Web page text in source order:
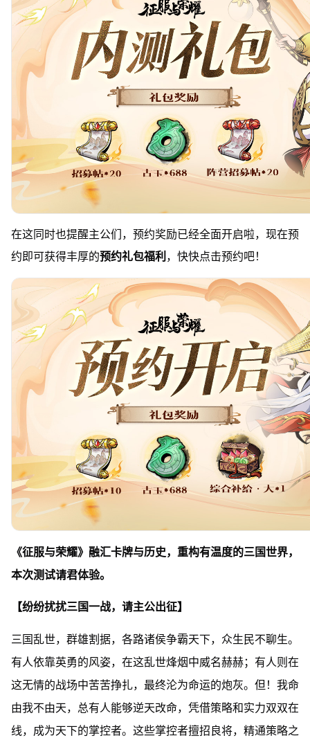
在这同时也提醒主公们，预约奖励已经全面开启啦，现在预
约即可获得丰厚的预约礼包福利 ，快快点击预约吧！
《征服与荣耀》融汇卡牌与历史，重构有温度的三国世界，
本次测试请君体验。
【纷纷扰扰三国一战，请主公出征】
三国乱世，群雄割据，各路诸侯争霸天下，众生民不聊生。
有人依靠英勇的风姿，在这乱世烽烟中威名赫赫；有人则在
这无情的战场中苦苦挣扎，最终沦为命运的炮灰。但！我命
由我不由天，总有人能够逆天改命，凭借策略和实力双双在
线，成为天下的掌控者。这些掌控者擅招良将，精通策略之